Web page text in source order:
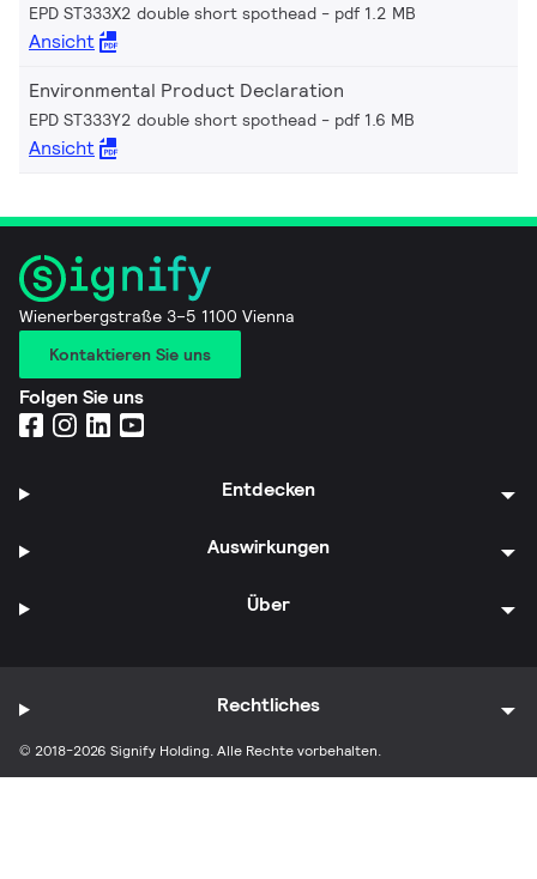
EPD ST333X2 double short spothead pdf 1.2 MB
Ansicht
Environmental Product Declaration
EPD ST333Y2 double short spothead pdf 1.6 MB
Ansicht
Wienerbergstraße 3–5 1100 Vienna
Kontaktieren Sie uns
Folgen Sie uns
Entdecken
Auswirkungen
Über
© 2018-2026 Signify Holding. Alle Rechte vorbehalten.
Rechtliches